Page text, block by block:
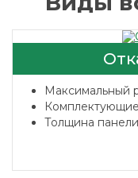
Максимальный
Толщина